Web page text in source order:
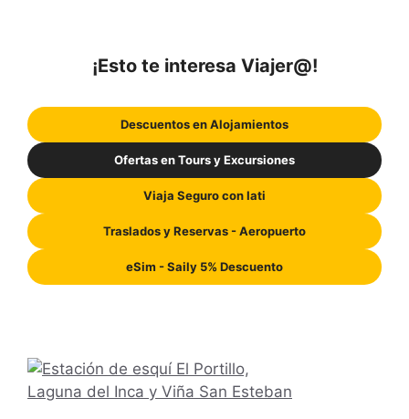
¡Esto te interesa Viajer@!
Descuentos en Alojamientos
Ofertas en Tours y Excursiones
Viaja Seguro con Iati
Traslados y Reservas - Aeropuerto
eSim - Saily 5% Descuento